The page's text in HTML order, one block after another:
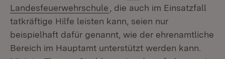
Landesfeuerwehrschule (Öffnet in neuem Fenster)
, die auch im Einsatzfall
tatkräftige Hilfe leisten kann, seien nur
beispielhaft dafür genannt, wie der ehrenamtliche
Bereich im Hauptamt unterstützt werden kann.